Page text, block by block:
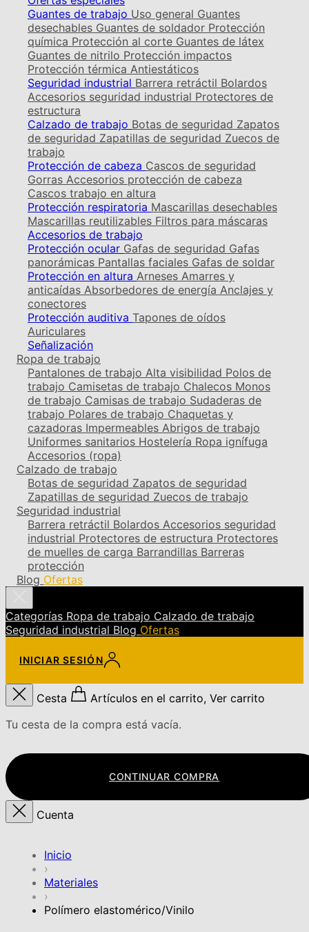
Guantes de trabajo Uso general Guantes
desechables Guantes de soldador Protección
química Protección al corte Guantes de látex
Guantes de nitrilo Protección impactos
Protección térmica Antiestáticos
Seguridad industrial Barrera retráctil Bolardos
Accesorios seguridad industrial Protectores de
estructura
Calzado de trabajo Botas de seguridad Zapatos
de seguridad Zapatillas de seguridad Zuecos de
trabajo
Protección de cabeza Cascos de seguridad
Gorras Accesorios protección de cabeza
Cascos trabajo en altura
Protección respiratoria Mascarillas desechables
Mascarillas reutilizables Filtros para máscaras
Accesorios de trabajo
Protección ocular Gafas de seguridad Gafas
panorámicas Pantallas faciales Gafas de soldar
Protección en altura Arneses Amarres y
anticaídas Absorbedores de energía Anclajes y
conectores
Protección auditiva Tapones de oídos
Auriculares
Señalización
Ropa de trabajo
Pantalones de trabajo Alta visibilidad Polos de
trabajo Camisetas de trabajo Chalecos Monos
de trabajo Camisas de trabajo Sudaderas de
trabajo Polares de trabajo Chaquetas y
cazadoras Impermeables Abrigos de trabajo
Uniformes sanitarios Hostelería Ropa ignífuga
Accesorios (ropa)
Calzado de trabajo
Botas de seguridad Zapatos de seguridad
Zapatillas de seguridad Zuecos de trabajo
Seguridad industrial
Barrera retráctil Bolardos Accesorios seguridad
industrial Protectores de estructura Protectores
de muelles de carga Barrandillas Barreras
protección
Blog Ofertas
Categorías Ropa de trabajo Calzado de trabajo
Seguridad industrial Blog Ofertas
INICIAR SESIÓN
Cesta
Artículos en el carrito, Ver carrito
Tu cesta de la compra está vacía.
CONTINUAR COMPRA
Cuenta
Inicio
›
Materiales
›
Polímero elastomérico/Vinilo